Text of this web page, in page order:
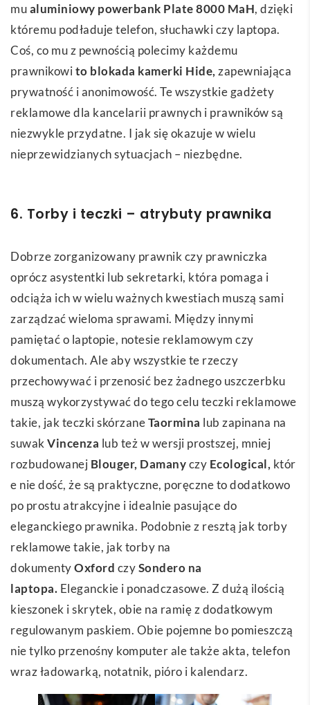
mualuminiowy powerbank Plate 8000 MaH, dzięki
któremu podładuje telefon, słuchawki czy laptopa.
Coś, co mu z pewnością polecimy każdemu
prawnikowito blokada kamerki Hide, zapewniająca
prywatność i anonimowość. Te wszystkie gadżety
reklamowe dla kancelarii prawnych i prawników są
niezwykle przydatne. I jak się okazuje w wielu
nieprzewidzianych sytuacjach – niezbędne.
6. Torby i teczki – atrybuty prawnika
Dobrze zorganizowany prawnik czy prawniczka
oprócz asystentki lub sekretarki, która pomaga i
odciąża ich w wielu ważnych kwestiach muszą sami
zarządzać wieloma sprawami. Między innymi
pamiętać o laptopie, notesie reklamowym czy
dokumentach. Ale aby wszystkie te rzeczy
przechowywać i przenosić bez żadnego uszczerbku
muszą wykorzystywać do tego celu teczki reklamowe
takie, jak teczki skórzaneTaormina lub zapinana na
suwak Vincenza lub też w wersji prostszej, mniej
rozbudowanej Blouger, Damanyczy Ecological, któr
e nie dość, że są praktyczne, poręczne to dodatkowo
po prostu atrakcyjne i idealnie pasujące do
eleganckiego prawnika. Podobnie z resztą jak torby
reklamowe takie, jak torby na
dokumentyOxford czySondero na
laptopa. Eleganckie i ponadczasowe. Z dużą ilością
kieszonek i skrytek, obie na ramię z dodatkowym
regulowanym paskiem. Obie pojemne bo pomieszczą
nie tylko przenośny komputer ale także akta, telefon
wraz ładowarką, notatnik, pióro i kalendarz.